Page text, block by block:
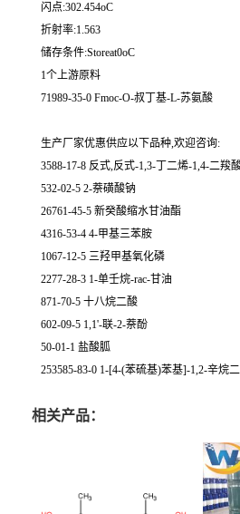
闪点:302.454oC
折射率:1.563
储存条件:Storeat0oC
1个上游原料
71989-35-0 Fmoc-O-叔丁基-L-苏氨酸
生产厂家优惠供应以下品种,欢迎咨询:
3588-17-8 反式,反式-1,3-丁二烯-1,4-二羧
532-02-5 2-萘磺酸钠
26761-45-5 新癸酸缩水甘油酯
4316-53-4 4-甲基三苯胺
1067-12-5 三羟甲基氧化磷
2277-28-3 1-单壬烷-rac-甘油
871-70-5 十八烷二酸
602-09-5 1,1'-联-2-萘酚
50-01-1 盐酸胍
253585-83-0 1-[4-(苯硫基)苯基]-1,2-辛烷
相关产品：